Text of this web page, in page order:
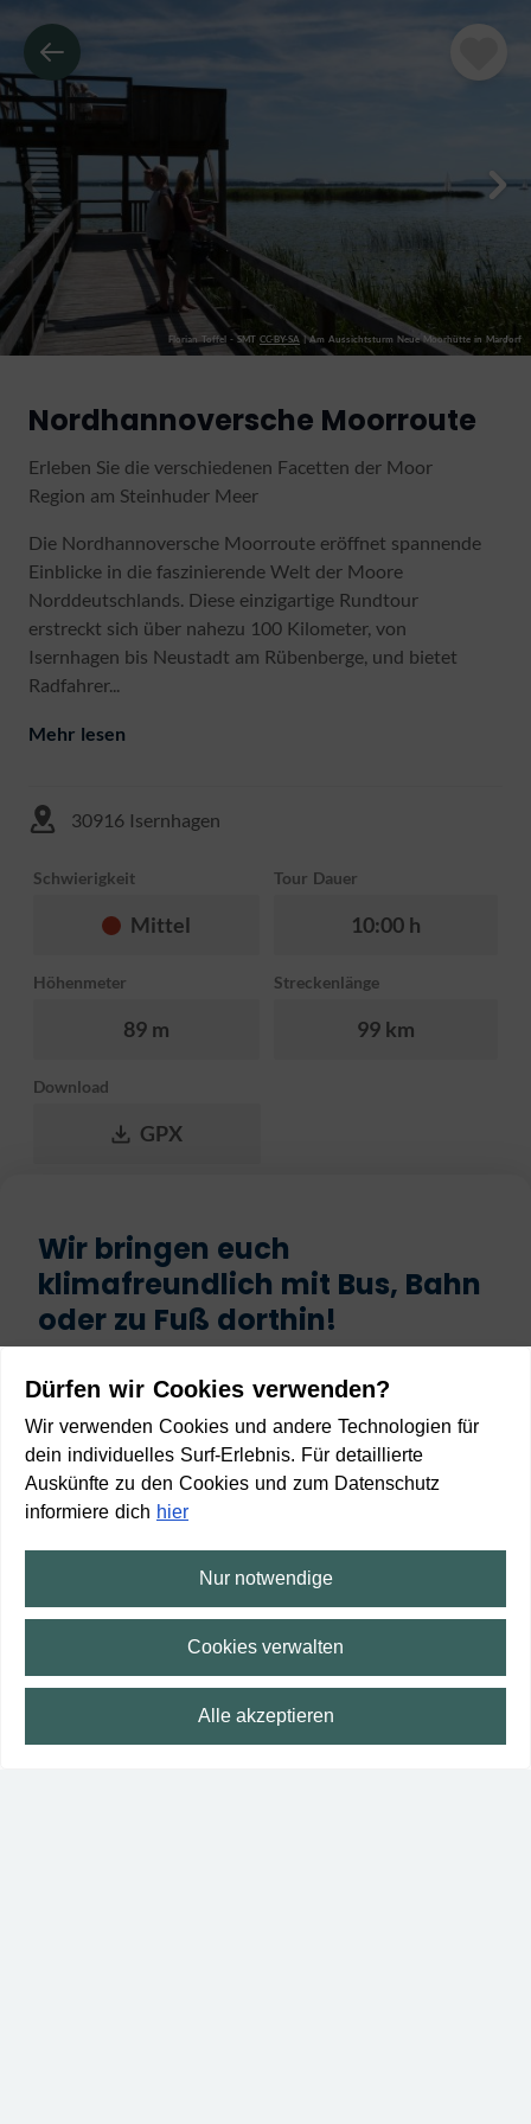
Florian Toffel - SMT CC-BY-SA |Am Aussichtsturm Neue Moorhütte in Mardorf
Nordhannoversche Moorroute
Erleben Sie die verschiedenen Facetten der Moor
Region am Steinhuder Meer
Die Nordhannoversche Moorroute eröffnet spannende
Einblicke in die faszinierende Welt der Moore
Norddeutschlands. Diese einzigartige Rundtour
erstreckt sich über nahezu 100 Kilometer, von
Isernhagen bis Neustadt am Rübenberge, und bietet
Radfahrer...
Mehr lesen
30916 Isernhagen
Schwierigkeit
Mittel
Tour Dauer
10:00 h
Höhenmeter
89 m
Streckenlänge
99 km
Download
GPX
Wir bringen euch
klimafreundlich mit Bus, Bahn
oder zu Fuß dorthin!
Start
Anreise planen
Vollbild
Dürfen wir Cookies verwenden?
Wir verwenden Cookies und andere Technologien für
dein individuelles Surf-Erlebnis. Für detaillierte
Auskünfte zu den Cookies und zum Datenschutz
informiere dich hier
Nur notwendige
Cookies verwalten
Alle akzeptieren